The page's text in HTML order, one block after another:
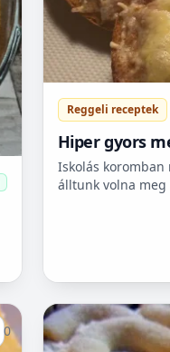
Reggeli receptek
Hiper gyors
sütőbe
Iskolás
álltunk volna
0